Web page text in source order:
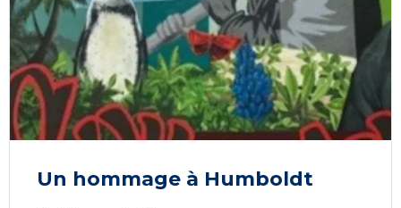
Un hommage à Humboldt